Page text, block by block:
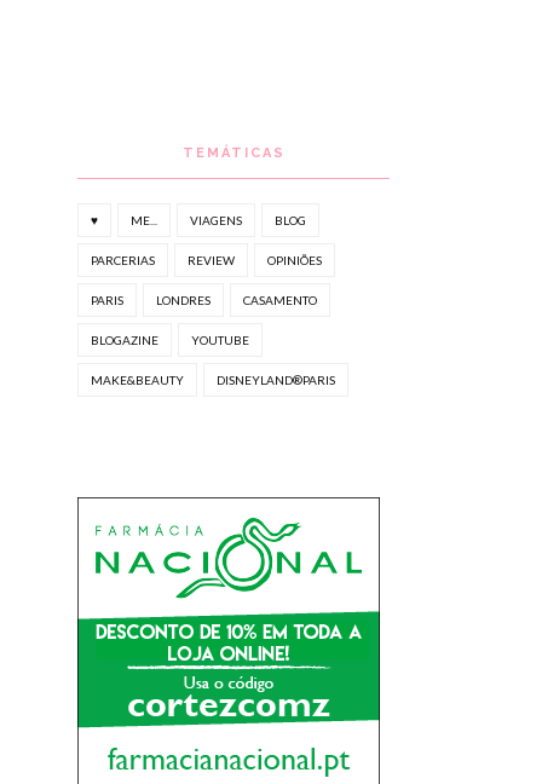
TEMÁTICAS
♥ ME... VIAGENS BLOG
PARCERIAS REVIEW OPINIÕES
PARIS LONDRES CASAMENTO
BLOGAZINE YOUTUBE
MAKE&BEAUTY DISNEYLAND®PARIS